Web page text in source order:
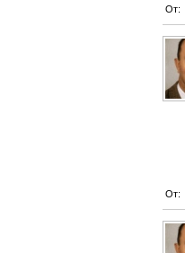
От:
От: